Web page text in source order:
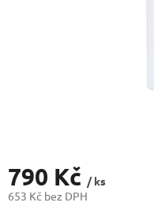
790 Kč / ks
653 Kč bez DPH